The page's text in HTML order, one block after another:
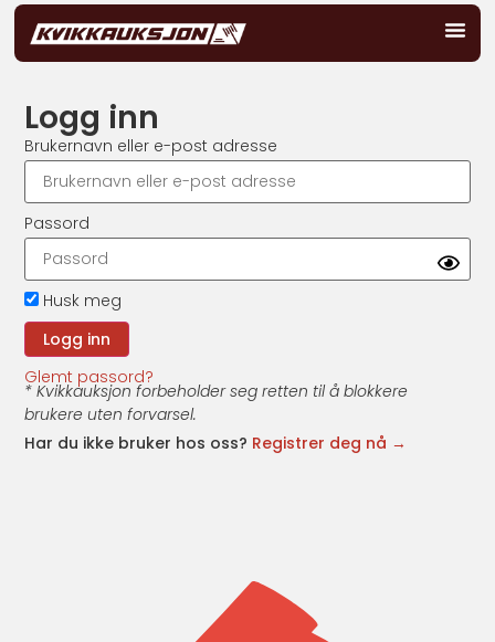
Logg inn
Brukernavn eller e-post adresse
Passord
Husk meg
Glemt passord?
* Kvikkauksjon forbeholder seg retten til å blokkere
brukere uten forvarsel.
Har du ikke bruker hos oss? Registrer deg nå →